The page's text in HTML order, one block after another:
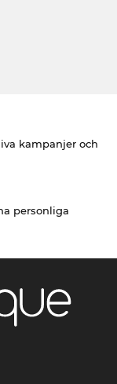
kampanjer och
personliga